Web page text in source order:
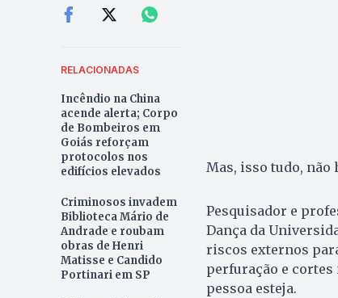
RELACIONADAS
Incêndio na China
acende alerta; Corpo
de Bombeiros em
Goiás reforçam
protocolos nos
edifícios elevados
Criminosos invadem
Biblioteca Mário de
Andrade e roubam
obras de Henri
Matisse e Candido
Portinari em SP
Mas, isso tudo,
Pesquisador e
Dança da
riscos externos
perfuração e cortes
pessoa esteja.